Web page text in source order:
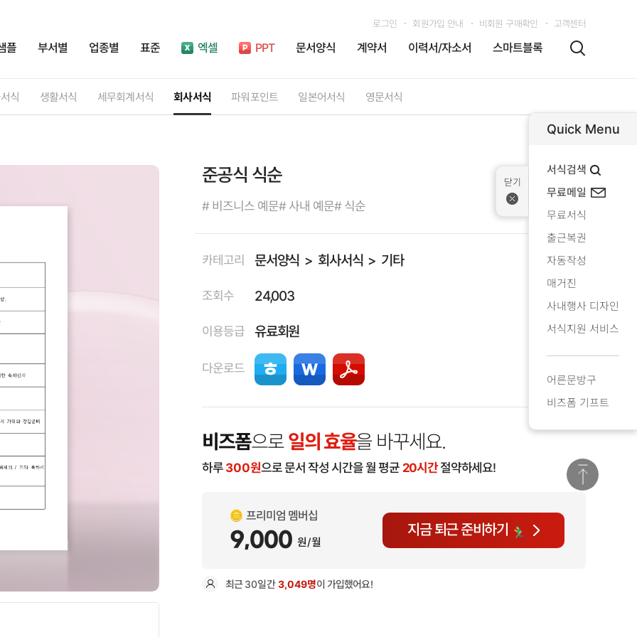
플 부서별 업종별 표준 엑셀 PPT 문서양식 계약서 이력서/자소서 스마트블록
로그인 회원가입 안내 비회원 구매확인 고객센터
식 생활서식 세무회계서식 회사서식 파워포인트 일본어서식 영문서식
준공식 식순
# 비즈니스 예문# 사내 예문# 식순
카테고리 문서양식 회사서식 기타
조회수 24,003
이용등급 유료회원
다운로드
비즈폼으로일의 효율을 바꾸세요.
하루 300원으로 문서 작성 시간을 월 평균 20시간절약하세요!
프리미엄 멤버십
9,000 원/월
지금 퇴근 준비하기
최근30일간3,049명이 가입했어요!
Quick Menu
서식검색
무료메일
무료서식
출근복권
자동작성
매거진
사내행사 디자인
서식지원 서비스
어른문방구
비즈폼 기프트